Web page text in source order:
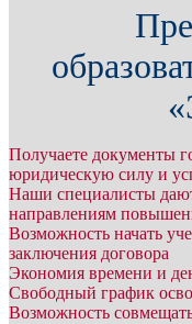
Получаете документы
юридическую силу и
Наши специалисты
направлениям
Возможность начать
заключения договора
Экономия времени и
Свободный график
Возможность